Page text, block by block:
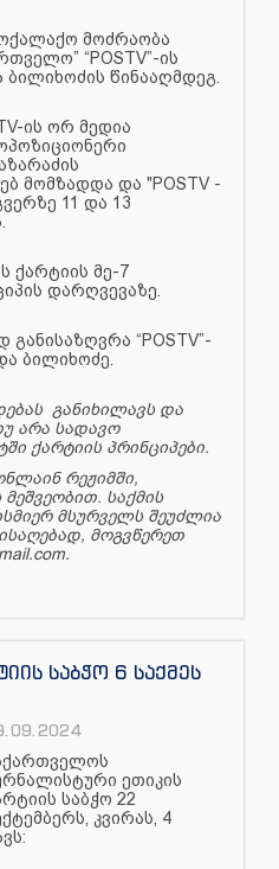
მოძრაობა
“POSTV”-ის
წინააღმდეგ.
ის ორ მედია
მომზადდა და "POSTV -
11 და 13
ქარტიის მე-7
დარღვევაზე.
“POSTV”-
ბილიხოძე.
განიხილავს და
არა სადავო
ქარტიის პრინციპები.
რეჟიმში,
საქმის
მსურველს შეუძლია
მოგვწერეთ
საბჭო 6 საქმეს
ეთიკის
საბჭო 22
კვირას, 4